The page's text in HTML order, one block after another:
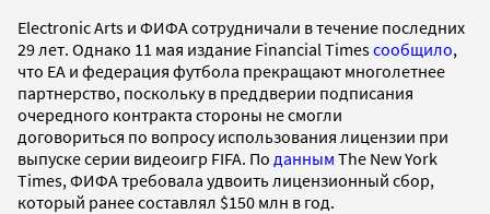
Electronic Arts и ФИФА сотрудничали в течение последних
29 лет. Однако 11 мая издание Financial Timesсообщило,
что ЕА и федерация футбола прекращают многолетнее
партнерство, поскольку в преддверии подписания
очередного контракта стороны не смогли
договориться по вопросу использования лицензии при
выпуске серии видеоигр FIFA. По данным The New York
Times, ФИФА требовала удвоить лицензионный сбор,
который ранее составлял $150 млн в год.